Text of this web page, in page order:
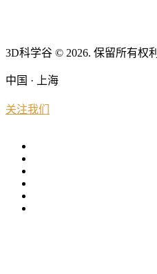
3D科学谷 © 2026. 保留所有权利
中国 · 上海
关注我们